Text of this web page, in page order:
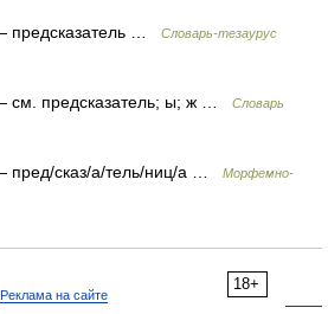
предсказатель …
Словарь-тезаурус
см. предсказатель; ы; ж …
Словарь
пред/сказ/а/тель/ниц/а …
Морфемно-
18+
Реклама на сайте